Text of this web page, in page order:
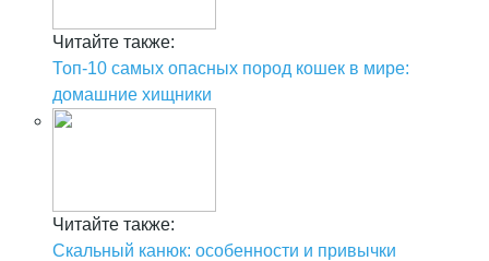
Читайте также:
Топ-10 самых опасных пород кошек в мире:
домашние хищники
Читайте также:
Скальный канюк: особенности и привычки